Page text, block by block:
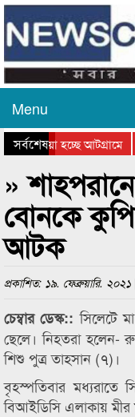
Menu
সর্বশেষ
যাওয়া হচ্ছে আটগ্রামে
»
বোনকে
আটক
প্রকাশিত: ১৯. ফেব্রুয়ারি. ২০২১
চেম্বার ডেস্ক::সিলেটে
ছেলে। নিহতরা হলেন-
শিশু পুত্র তাহসান (৭)।
বৃহস্পতিবার মধ্যরাতে
বিআইডিসি এলাকায় মীর